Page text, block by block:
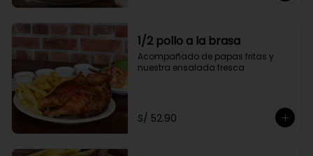
1/2 pollo a la brasa
Acompañado de papas fritas y
nuestra ensalada fresca
S/ 52.90